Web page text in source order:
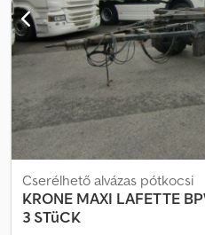
Cserélhető alvázas pótkocsi
KRONE MAXI LAFETTE
3 STüCK